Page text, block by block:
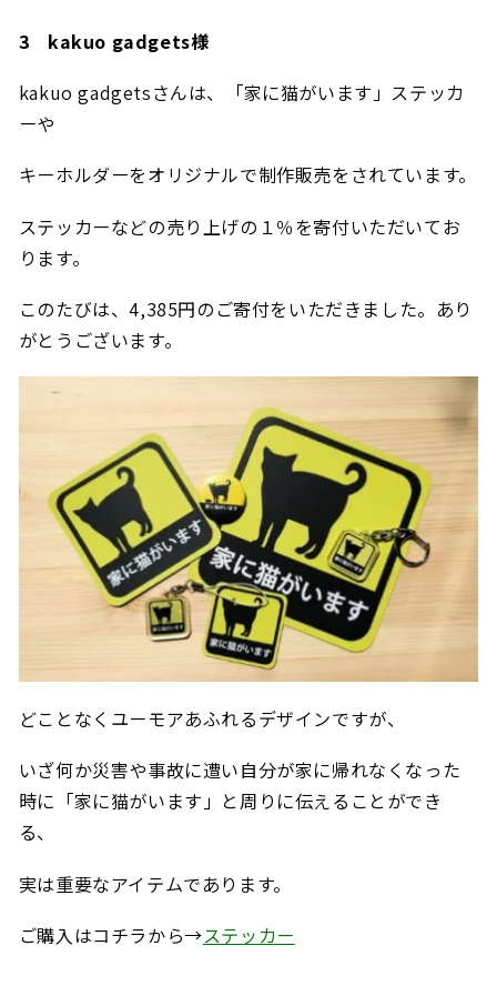
3 kakuo gadgets様
kakuo gadgetsさんは、「家に猫がいます」ステッカ
ーや
キーホルダーをオリジナルで制作販売をされています。
ステッカーなどの売り上げの１％を寄付いただいてお
ります。
このたびは、4,385円のご寄付をいただきました。あり
がとうございます。
どことなくユーモアあふれるデザインですが、
いざ何か災害や事故に遭い自分が家に帰れなくなった
時に「家に猫がいます」と周りに伝えることができ
る、
実は重要なアイテムであります。
ご購入はコチラから→ステッカー